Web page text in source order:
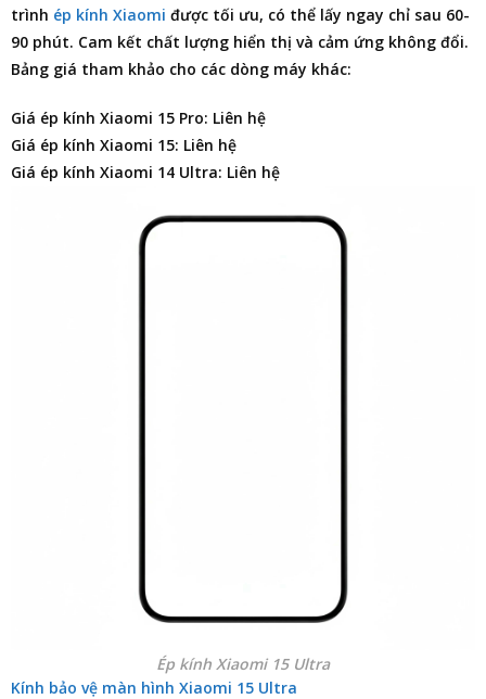
trình ép kính Xiaomi được tối ưu, có thể lấy ngay chỉ sau 60-
90 phút. Cam kết chất lượng hiển thị và cảm ứng không đổi.
Bảng giá tham khảo cho các dòng máy khác:
Giá ép kính Xiaomi 15 Pro: Liên hệ
Giá ép kính Xiaomi 15: Liên hệ
Giá ép kính Xiaomi 14 Ultra: Liên hệ
Ép kính Xiaomi 15 Ultra
Kính bảo vệ màn hình Xiaomi 15 Ultra